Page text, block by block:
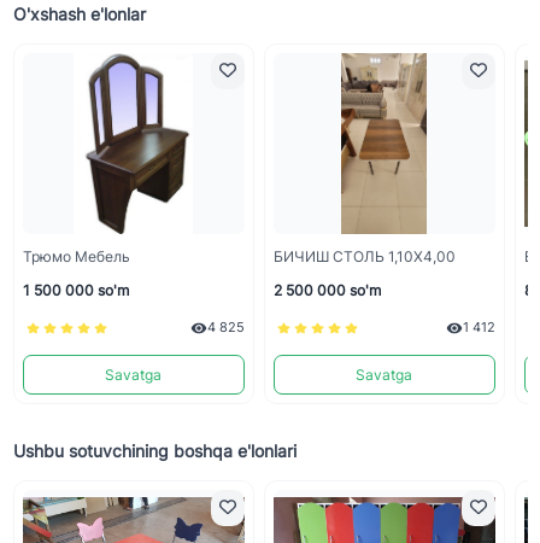
O'xshash e'lonlar
Трюмо Мебель
1 500 000 so'm
4 825
Savatga
БИЧИШ СТОЛЬ 1,10Х4,00
2 500 000 so'm
1 412
Savatga
Ushbu sotuvchining boshqa e'lonlari